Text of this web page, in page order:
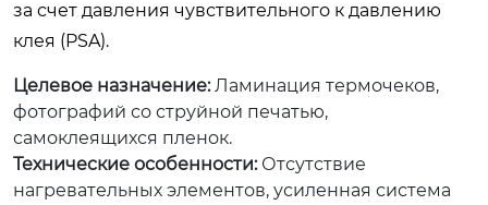
за счет давления чувствительного к давлению
клея (PSA).
Целевое назначение:Ламинация термочеков,
фотографий со струйной печатью,
самоклеящихся пленок.
Технические особенности:Отсутствие
нагревательных элементов, усиленная система